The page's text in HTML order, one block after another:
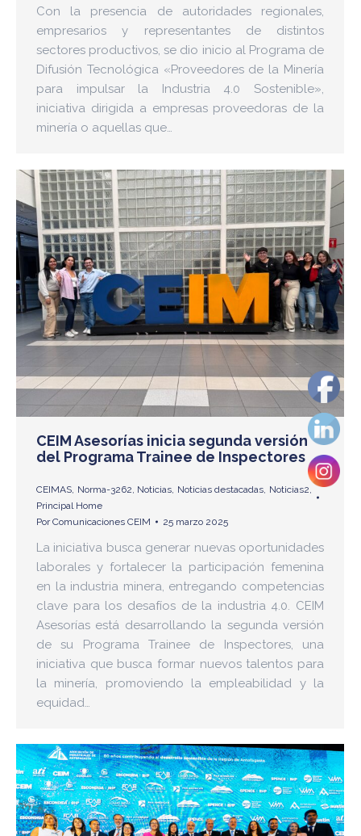
Con la presencia de autoridades regionales,
empresarios y representantes de distintos
sectores productivos, se dio inicio al Programa de
Difusión Tecnológica «Proveedores de la Minería
para impulsar la Industria 4.0 Sostenible»,
iniciativa dirigida a empresas proveedoras de la
minería o aquellas que…
CEIM Asesorías inicia segunda versión
del Programa Trainee de Inspectores
CEIMAS Norma-3262 Noticias Noticias destacadas Noticias2
Principal Home
PorComunicaciones CEIM 25 marzo 2025
La iniciativa busca generar nuevas oportunidades
laborales y fortalecer la participación femenina
en la industria minera, entregando competencias
clave para los desafíos de la industria 4.0. CEIM
Asesorías está desarrollando la segunda versión
de su Programa Trainee de Inspectores, una
iniciativa que busca formar nuevos talentos para
la minería, promoviendo la empleabilidad y la
equidad…